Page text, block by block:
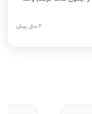
2 سال پیش